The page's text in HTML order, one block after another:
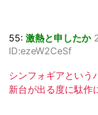
55: 激熱と申したか
ID:ezeW2CeSf
シンフォギアという
新台が出る度に駄作